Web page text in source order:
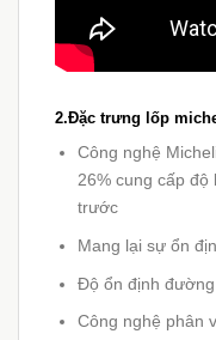
2.Đặc trưng lốp
Công nghệ
26% cung cấp
trước
Mang lại sự ổn
Độ ổn định
Công nghệ phân